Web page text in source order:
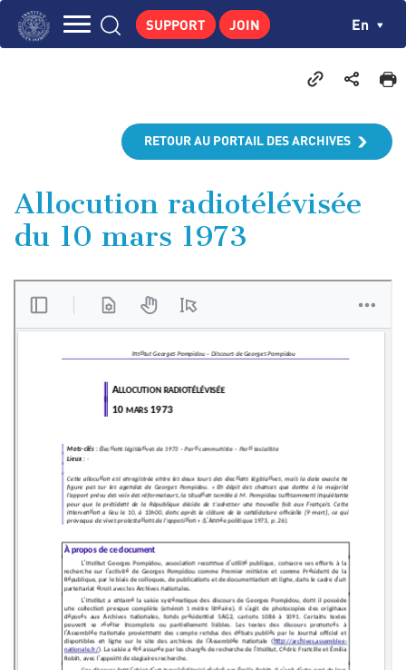
Skip
CENTRE DE RECHERCHES
PUBLICATIONS
NEWS
PEDAGOGICAL AREA
SUPPORT JOIN En
RETOUR AU PORTAIL DES ARCHIVES
Allocution radiotélévisée
du 10 mars 1973
Cookies management panel